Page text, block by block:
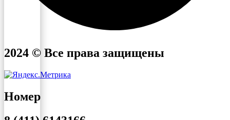
2024 © Все права защищены
Номер